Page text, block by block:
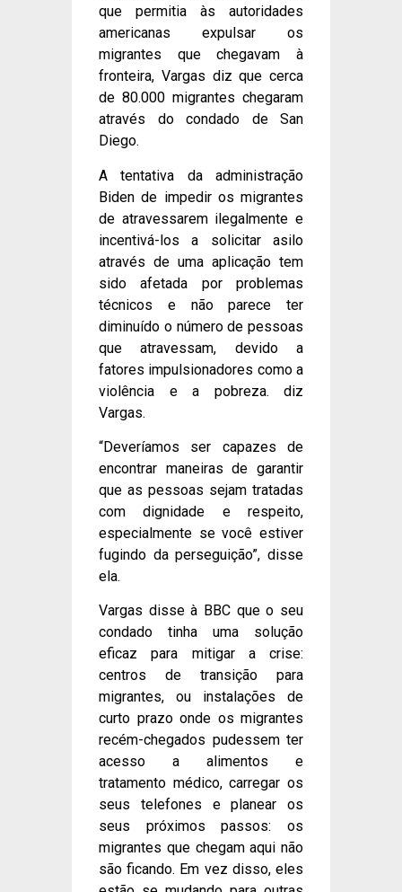
que permitia às autoridades
americanas expulsar os
migrantes que chegavam à
fronteira, Vargas diz que cerca
de 80.000 migrantes chegaram
através do condado de San
Diego.
A tentativa da administração
Biden de impedir os migrantes
de atravessarem ilegalmente e
incentivá-los a solicitar asilo
através de uma aplicação tem
sido afetada por problemas
técnicos e não parece ter
diminuído o número de pessoas
que atravessam, devido a
fatores impulsionadores como a
violência e a pobreza. diz
Vargas.
“Deveríamos ser capazes de
encontrar maneiras de garantir
que as pessoas sejam tratadas
com dignidade e respeito,
especialmente se você estiver
fugindo da perseguição”, disse
ela.
Vargas disse à BBC que o seu
condado tinha uma solução
eficaz para mitigar a crise:
centros de transição para
migrantes, ou instalações de
curto prazo onde os migrantes
recém-chegados pudessem ter
acesso a alimentos e
tratamento médico, carregar os
seus telefones e planear os
seus próximos passos: os
migrantes que chegam aqui não
são ficando. Em vez disso, eles